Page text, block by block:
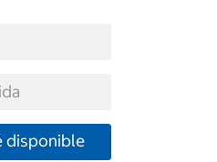
disponible